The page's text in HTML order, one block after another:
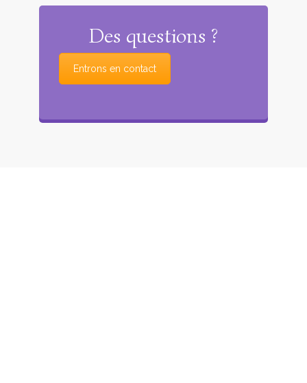
Des questions ?
Entrons en contact